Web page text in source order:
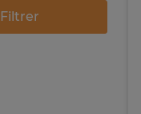
Filtrer